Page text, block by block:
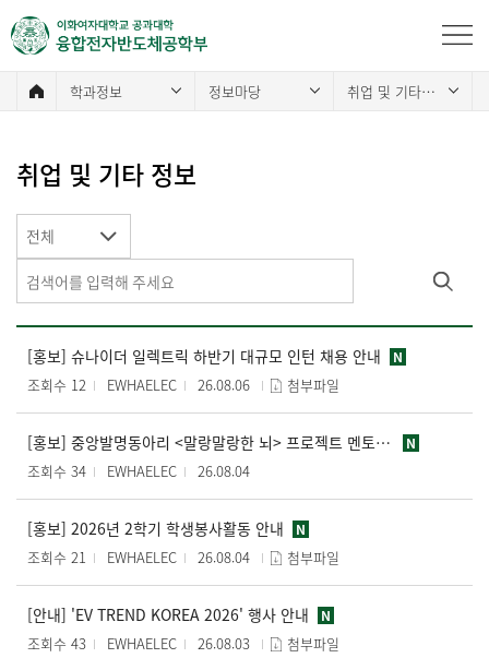
학과정보 정보마당 취업 및 기타 정보
취업 및 기타 정보
전체
[홍보] 슈나이더 일렉트릭 하반기 대규모 인턴 채용 안내 N
조회수 12 EWHAELEC 26.08.06 첨부파일
[홍보] 중앙발명동아리 <말랑말랑한 뇌> 프로젝트 멘토링 대학원생 멘토 지원 안내 N
조회수 34 EWHAELEC 26.08.04
[홍보] 2026년 2학기 학생봉사활동 안내 N
조회수 21 EWHAELEC 26.08.04 첨부파일
[안내] 'EV TREND KOREA 2026' 행사 안내 N
조회수 43 EWHAELEC 26.08.03 첨부파일